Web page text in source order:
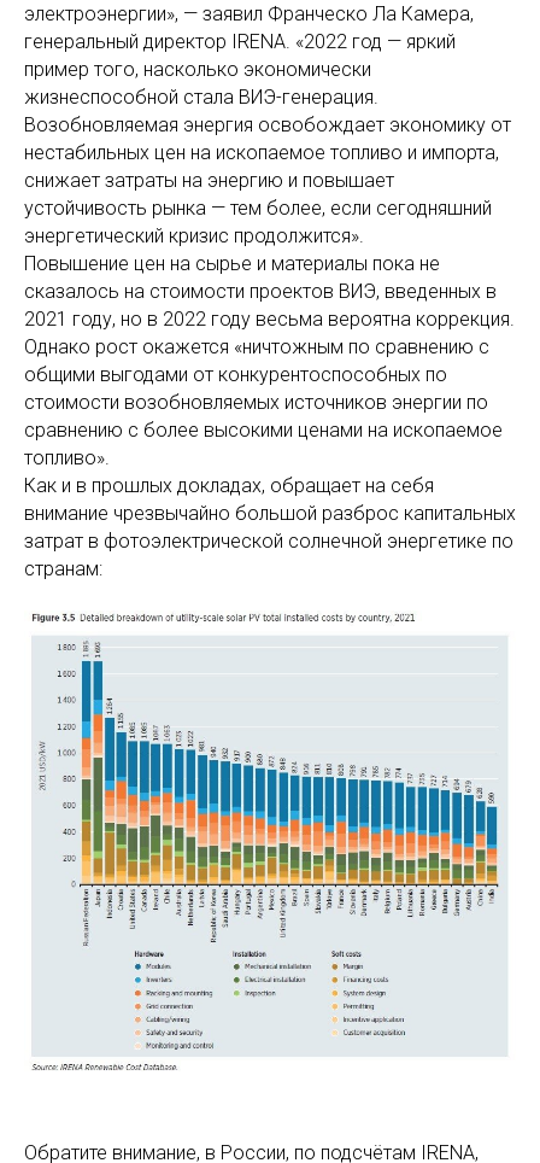
электроэнергии», — заявил Франческо Ла Камера,
генеральный директор IRENA. «2022 год — яркий
пример того, насколько экономически
жизнеспособной стала ВИЭ-генерация.
Возобновляемая энергия освобождает экономику от
нестабильных цен на ископаемое топливо и импорта,
снижает затраты на энергию и повышает
устойчивость рынка — тем более, если сегодняшний
энергетический кризис продолжится».
Повышение цен на сырье и материалы пока не
сказалось на стоимости проектов ВИЭ, введенных в
2021 году, но в 2022 году весьма вероятна коррекция.
Однако рост окажется «ничтожным по сравнению с
общими выгодами от конкурентоспособных по
стоимости возобновляемых источников энергии по
сравнению с более высокими ценами на ископаемое
топливо».
Как и в прошлых докладах, обращает на себя
внимание чрезвычайно большой разброс капитальных
затрат в фотоэлектрической солнечной энергетике по
странам:
Обратите внимание, в России, по подсчётам IRENA,